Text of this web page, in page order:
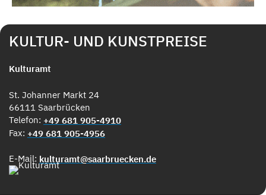
KULTUR- UND KUNSTPREISE
Kulturamt
St. Johanner Markt 24
66111 Saarbrücken
Telefon: +49 681 905-4910
Fax: +49 681 905-4956
E-Mail: kulturamt@saarbruecken.de